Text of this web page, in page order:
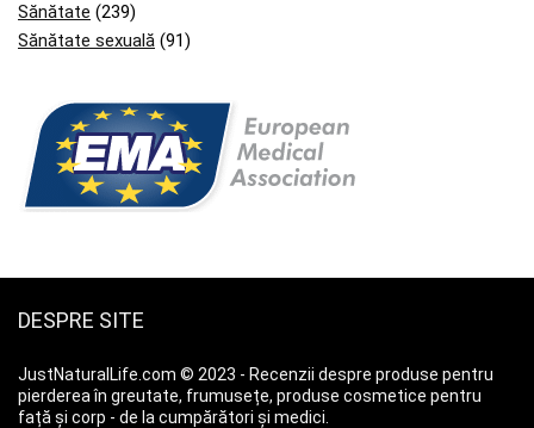
Sănătate (239)
Sănătate sexuală (91)
DESPRE SITE
JustNaturalLife.com © 2023 - Recenzii despre produse pentru
pierderea în greutate, frumusețe, produse cosmetice pentru
față și corp - de la cumpărători și medici.